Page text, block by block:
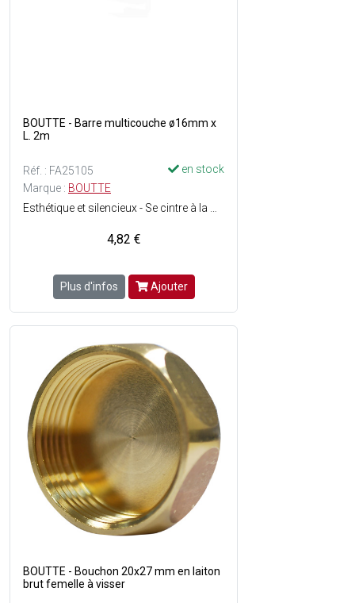
BOUTTE - Barre multicouche ø16mm x
L. 2m
Réf. : FA25105
en stock
Marque : BOUTTE
4,82 €
Plus d'infos Ajouter
BOUTTE - Bouchon 20x27 mm en laiton
brut femelle à visser